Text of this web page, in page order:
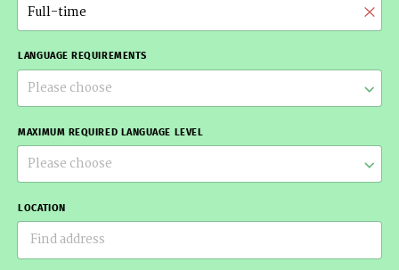
Full-time
LANGUAGE REQUIREMENTS
Please choose
MAXIMUM REQUIRED LANGUAGE LEVEL
Please choose
LOCATION